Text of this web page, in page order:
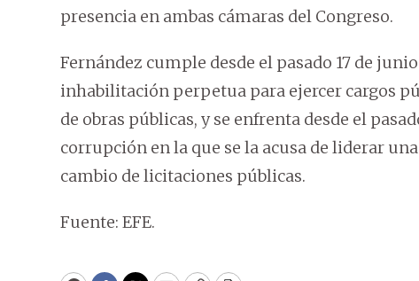
presencia en ambas cámaras del Congreso.
Fernández cumple desde el pasado 17 de
inhabilitación perpetua para ejercer cargos
de obras públicas, y se enfrenta desde el
corrupción en la que se la acusa de liderar
cambio de licitaciones públicas.
Fuente: EFE.